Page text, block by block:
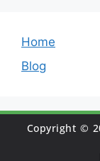
Home
Blog
Copyright ©